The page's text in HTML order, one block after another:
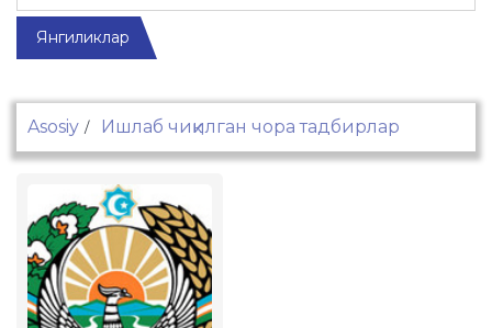
Янгиликлар
Asosiy Ишлаб чиқилган чора тадбирлар